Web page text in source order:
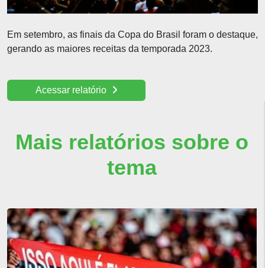
Em setembro, as finais da Copa do Brasil foram o destaque,
gerando as maiores receitas da temporada 2023.
Acessar relatório
Mais relatórios sobre o
tema